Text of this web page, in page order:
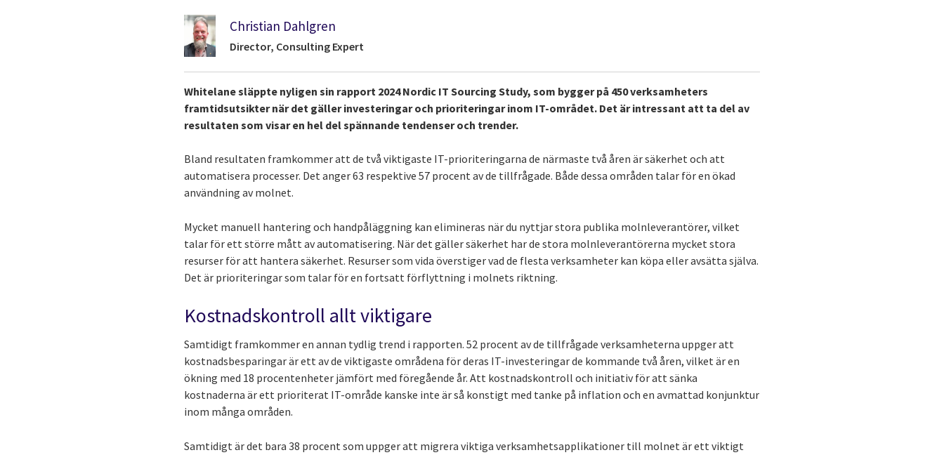
Christian Dahlgren
Director, Consulting Expert
Whitelane släppte nyligen sin rapport 2024 Nordic IT Sourcing Study, som bygger på 450 verksamheters
framtidsutsikter när det gäller investeringar och prioriteringar inom IT-området. Det är intressant att ta del av
resultaten som visar en hel del spännande tendenser och trender.
Bland resultaten framkommer att de två viktigaste IT-prioriteringarna de närmaste två åren är säkerhet och att
automatisera processer. Det anger 63 respektive 57 procent av de tillfrågade. Både dessa områden talar för en ökad
användning av molnet.
Mycket manuell hantering och handpåläggning kan elimineras när du nyttjar stora publika molnleverantörer, vilket
talar för ett större mått av automatisering. När det gäller säkerhet har de stora molnleverantörerna mycket stora
resurser för att hantera säkerhet. Resurser som vida överstiger vad de flesta verksamheter kan köpa eller avsätta själva.
Det är prioriteringar som talar för en fortsatt förflyttning i molnets riktning.
Kostnadskontroll allt viktigare
Samtidigt framkommer en annan tydlig trend i rapporten. 52 procent av de tillfrågade verksamheterna uppger att
kostnadsbesparingar är ett av de viktigaste områdena för deras IT-investeringar de kommande två åren, vilket är en
ökning med 18 procentenheter jämfört med föregående år. Att kostnadskontroll och initiativ för att sänka
kostnaderna är ett prioriterat IT-område kanske inte är så konstigt med tanke på inflation och en avmattad konjunktur
inom många områden.
Samtidigt är det bara 38 procent som uppger att migrera viktiga verksamhetsapplikationer till molnet är ett viktigt